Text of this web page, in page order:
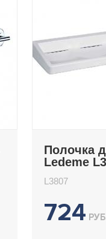
Полочка
Ledeme
L3807
724